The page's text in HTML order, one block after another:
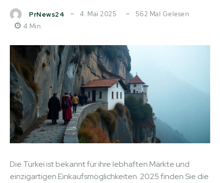
PrNews24 4. Mai 2025 562 Mal Gelesen
4 Min.
Die Türkei ist bekannt für ihre lebhaften Märkte und
einzigartigen Einkaufsmöglichkeiten. 2025 finden Sie die